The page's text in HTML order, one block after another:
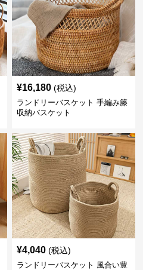
¥16,180 (税込)
ランドリーバスケット 手編み籐
収納バスケット
¥4,040 (税込)
ランドリーバスケット 風合い豊